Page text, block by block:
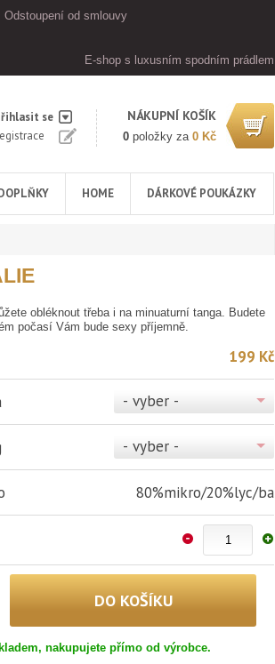
Odstoupení od smlouvy
E-shop s luxusním spodním prádlem
se
NÁKUPNÍ KOŠÍK
0 položky za 0 Kč
HOME DÁRKOVÉ POUKÁZKY
obléknout třeba i na minuaturní tanga. Budete
počasí Vám bude sexy příjemně.
199 Kč
- vyber -
- vyber -
80%mikro/20%lyc/ba
nakupujete přímo od výrobce.